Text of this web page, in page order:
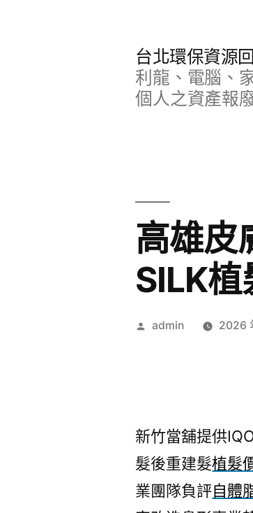
台北環保資源
利龍、電腦、
個人之資產報
高雄皮
SILK
作
admin 2026
新竹當舖提供
髮後重建髮植髮
業團隊負評自體